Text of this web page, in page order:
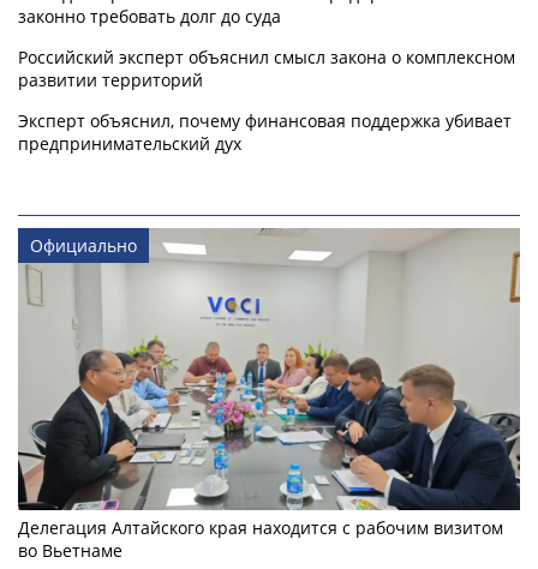
законно требовать долг до суда
Российский эксперт объяснил смысл закона о комплексном
развитии территорий
Эксперт объяснил, почему финансовая поддержка убивает
предпринимательский дух
Официально
Делегация Алтайского края находится с рабочим визитом
во Вьетнаме